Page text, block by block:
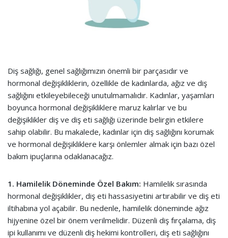
Diş sağlığı, genel sağlığımızın önemli bir parçasıdır ve
hormonal değişikliklerin, özellikle de kadınlarda, ağız ve diş
sağlığını etkileyebileceği unutulmamalıdır. Kadınlar, yaşamları
boyunca hormonal değişikliklere maruz kalırlar ve bu
değişiklikler diş ve diş eti sağlığı üzerinde belirgin etkilere
sahip olabilir. Bu makalede, kadınlar için diş sağlığını korumak
ve hormonal değişikliklere karşı önlemler almak için bazı özel
bakım ipuçlarına odaklanacağız.
1. Hamilelik Döneminde Özel Bakım: Hamilelik sırasında
hormonal değişiklikler, diş eti hassasiyetini artırabilir ve diş eti
iltihabına yol açabilir. Bu nedenle, hamilelik döneminde ağız
hijyenine özel bir önem verilmelidir. Düzenli diş fırçalama, diş
ipi kullanımı ve düzenli diş hekimi kontrolleri, diş eti sağlığını